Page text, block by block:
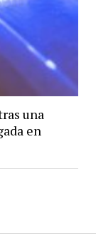
una
en